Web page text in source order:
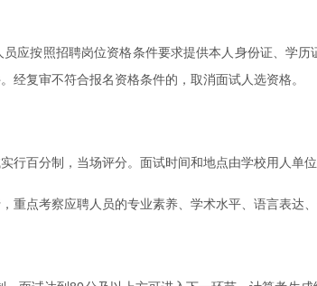
应按照招聘岗位资格条件要求提供本人身份证、学
经复审不符合报名资格条件的，取消面试人选资格。
百分制，当场评分。面试时间和地点由学校用人单位
点考察应聘人员的专业素养、学术水平、语言表达